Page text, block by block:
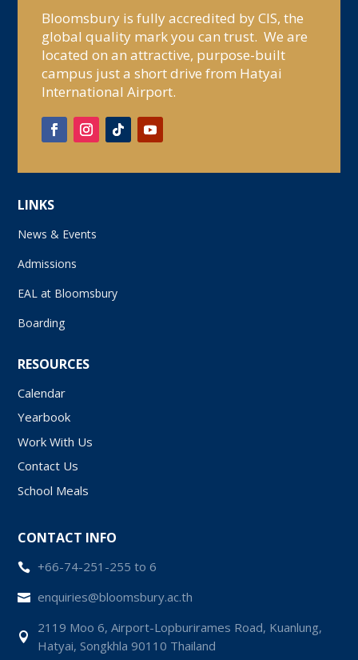
Bloomsbury is fully accredited by CIS, the
global quality mark you can trust. We are
located on an attractive, purpose-built
campus just a short drive from Hatyai
International Airport.
LINKS
News & Events
Admissions
EAL at Bloomsbury
Boarding
RESOURCES
Calendar
Yearbook
Work With Us
Contact Us
School Meals
CONTACT INFO
 +66-74-251-255 to 6
 enquiries@bloomsbury.ac.th

2119 Moo 6, Airport-Lopburirames Road, Kuanlung,
Hatyai, Songkhla 90110 Thailand